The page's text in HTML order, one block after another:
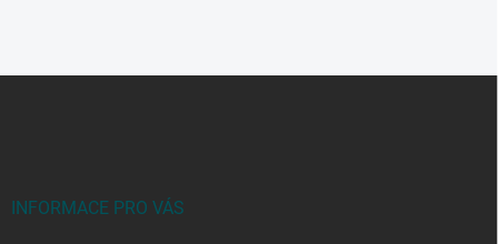
INFORMACE PRO VÁS